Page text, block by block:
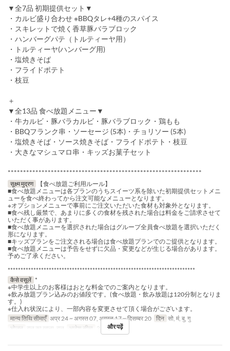
▼全7品 初期提供セット▼
・カルビ盛り合わせ ※BBQタレ+4種のスパイス
・スキレットで焼く香草豚バラブロック
・ハンバーグパテ（トルティーヤ用）
・トルティーヤ(ハンバーグ用)
・塩焼きそば
・フライドポテト
・枝豆
＋
▼全13品 食べ放題メニュー▼
・牛カルビ・豚バラカルビ・豚バラブロック・鶏もも
・BBQフランク串・ソーセージ (5本)・チョリソー (5本)
・塩焼きそば・ソース焼きそば・フライドポテト・枝豆
・大きなマシュマロ串・キッズお菓子セット
***************************************************************
सूक्ष्म मुद्रण
【食べ放題ご利用ルール】
■食べ放題メニューは各プランのうちスイーツ系を除いた初期提供セットメニ
ューを食べ終わってから注文可能なメニューとなります。
※オプションメニューで事前にご注文いただいた食材も対象外となります。
■食べ残し厳禁で、あまりに多くの食材を残された場合は料金をご請求させて
いただく事があります。
■食べ放題メニューを選択された場合はグループ全員食べ放題を選択いただく
形になります。
■キッズプランをご注文される場合は食べ放題プランでのご提供となります。
■食べ放題メニューは予告をせずに欠品・変更などが生じる場合があります。
予めご了承ください。
*************************************************************************
कैसे वसूलें *
※中学生以上のお客様はおとな料金でのご案内となります。
※飲み放題プラン込みのお値段です。(食べ放題・飲み放題は120分制となりま
す。)
※仕入れ状況により、一部内容を変更させて頂く場合がございます。
मान्य तिथि सीमाएँ अप्र 24 ~ अगस्त 07, अगस्त 17 ~ दिसम्बर 20 दिन सो, मं, बु, गु
भोजन
रात का खाना, रात आदेश सीमा 2 ~ और पढ़ें